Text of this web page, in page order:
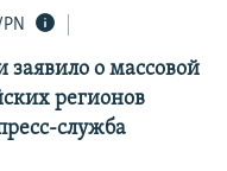
о массовой
регионов
служба